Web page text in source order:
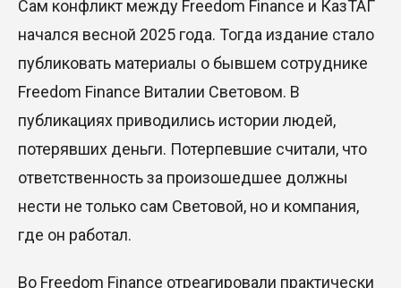
Сам конфликт между Freedom Finance и КазТАГ
начался весной 2025 года. Тогда издание стало
публиковать материалы о бывшем сотруднике
Freedom Finance Виталии Световом. В
публикациях приводились истории людей,
потерявших деньги. Потерпевшие считали, что
ответственность за произошедшее должны
нести не только сам Световой, но и компания,
где он работал.
Во Freedom Finance отреагировали практически